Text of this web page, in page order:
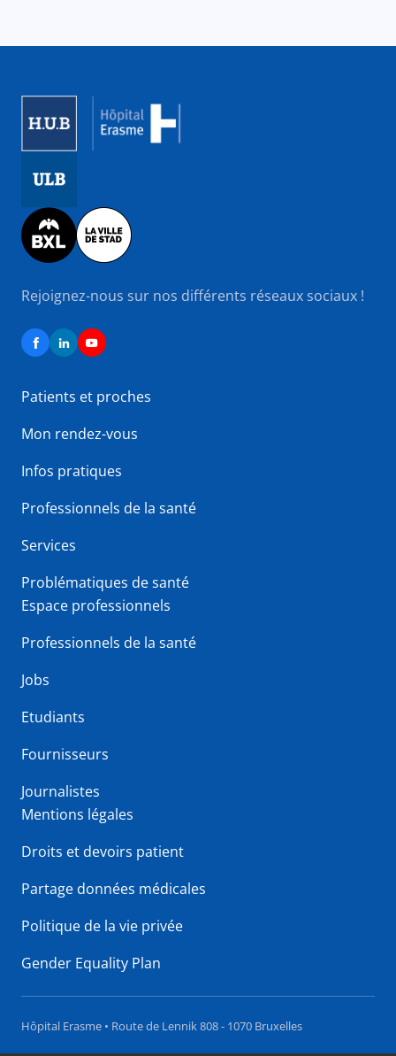
Image
Rejoignez-nous sur nos différents réseaux sociaux !
Patients et proches
Mon rendez-vous
Infos pratiques
Professionnels de la santé
Services
Problématiques de santé
Espace professionnels
Professionnels de la santé
Jobs
Etudiants
Fournisseurs
Journalistes
Mentions légales
Droits et devoirs patient
Partage données médicales
Politique de la vie privée
Gender Equality Plan
Hôpital Erasme • Route de Lennik 808 - 1070 Bruxelles